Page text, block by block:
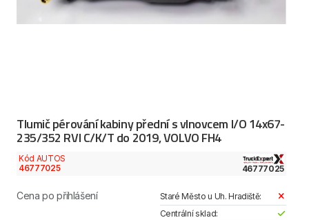
Tlumič pérování kabiny přední s vlnovcem I/O 14x67-
235/352 RVI C/K/T do 2019, VOLVO FH4
Kód AUTOS
46777025
46777025
Cena po přihlášení
Staré Město u Uh. Hradiště:
Centrální sklad: